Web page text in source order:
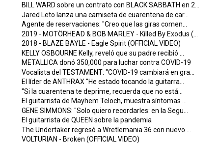
BILL WARD sobre un contrato con BLACK SABBATH en 2...
Jared Leto lanza una camiseta de cuarentena de car...
Agente de reservaciones: "Creo que las giras comen...
2019 - MOTÖRHEAD & BOB MARLEY - Killed By Exodus (...
2018 - BLAZE BAYLE - Eagle Spirit (OFFICIAL VIDEO)
KELLY OSBOURNE Kelly, reveló que su padre recibió ...
METALLICA donó 350,000 para luchar contra COVID-19
Vocalista del TESTAMENT: "COVID-19 cambiará en gra...
El líder de ANTHRAX "He estado tocando la guitarra...
"Si la cuarentena te deprime, recuerda que no está...
El guitarrista de Mayhem Teloch, muestra síntomas ...
GENE SIMMONS: "Solo quiero recordarles: en la Segu...
El guitarrista de QUEEN sobre la pandemia
The Undertaker regresó a Wretlemania 36 con nuevo ...
VOLTURIAN - Broken (OFFICIAL VIDEO)